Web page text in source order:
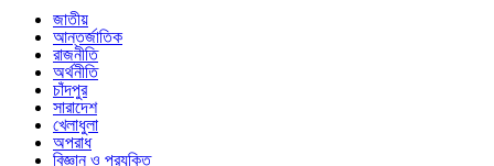
জাতীয়
আন্তর্জাতিক
রাজনীতি
অর্থনীতি
চাঁদপুর
সারাদেশ
খেলাধুলা
অপরাধ
বিজ্ঞান ও প্রযুক্তি